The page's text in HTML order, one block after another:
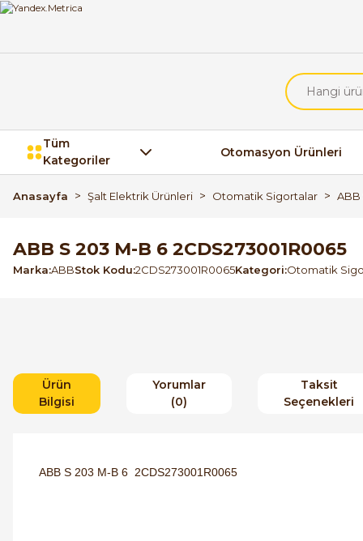
Tüm
Kategoriler
Otomasyon Ürünleri
Anasayfa Şalt Elektrik Ürünleri Otomatik Sigortalar ABB
ABB S 203 M-B 6 2CDS273001R0065
Marka ABBStok Kodu 2CDS273001R0065Kategori Otomatik
Ürün
Bilgisi
Yorumlar
(0)
Taksit
Seçenekleri
ABB S 203 M-B 6 2CDS273001R0065